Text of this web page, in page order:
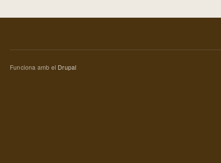
Funciona amb el Drupal